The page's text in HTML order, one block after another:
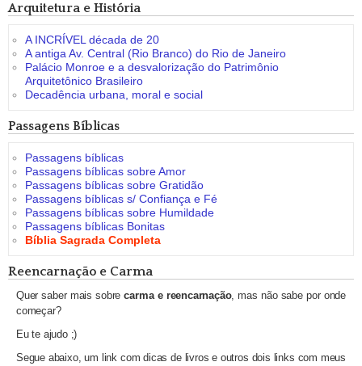
Arquitetura e História
A INCRÍVEL década de 20
A antiga Av. Central (Rio Branco) do Rio de Janeiro
Palácio Monroe e a desvalorização do Patrimônio
Arquitetônico Brasileiro
Decadência urbana, moral e social
Passagens Bíblicas
Passagens bíblicas
Passagens bíblicas sobre Amor
Passagens bíblicas sobre Gratidão
Passagens bíblicas s/ Confiança e Fé
Passagens bíblicas sobre Humildade
Passagens bíblicas Bonitas
Bíblia Sagrada Completa
Reencarnação e Carma
Quer saber mais sobrecarma e reencarnação, mas não sabe por onde
começar?
Eu te ajudo ;)
Segue abaixo, um link com dicas de livros e outros dois links com meus